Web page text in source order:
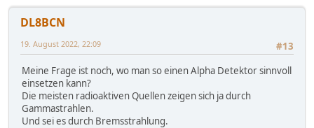
DL8BCN
#13
19. August 2022, 22:09
Meine Frage ist noch, wo man so einen Alpha Detektor sinnvoll
einsetzen kann?
Die meisten radioaktiven Quellen zeigen sich ja durch
Gammastrahlen.
Und sei es durch Bremsstrahlung.